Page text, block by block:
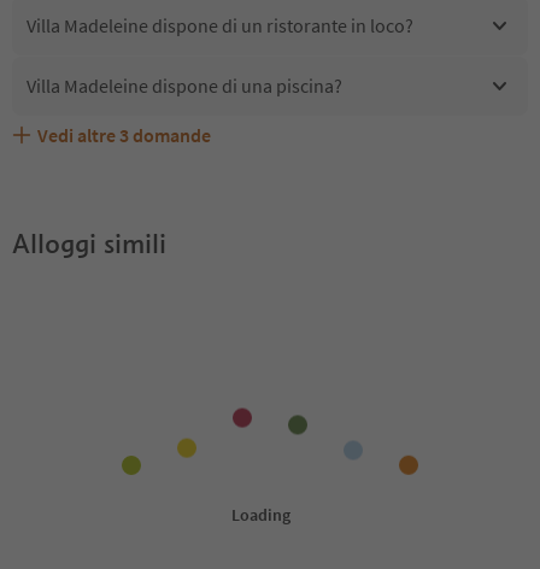
Villa Madeleine dispone di un ristorante in loco?
Villa Madeleine dispone di una piscina?
Villa Madeleine accetta animali domestici?
Quali servizi/attività sono disponibili presso Villa
Gli ospiti di Villa Madeleine ricevono l'Alto Adige Guest
Vedi altre 3 domande
Alloggi simili